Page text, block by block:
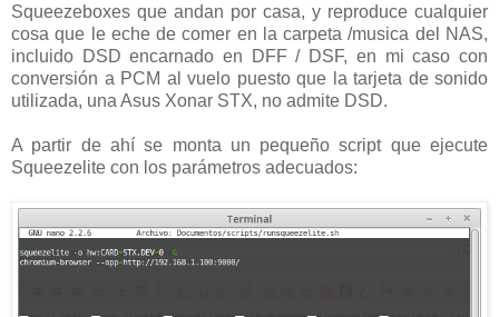
Squeezeboxes que andan por casa, y reproduce cualquier
cosa que le eche de comer en la carpeta /musica del NAS,
incluido DSD encarnado en DFF / DSF, en mi caso con
conversión a PCM al vuelo puesto que la tarjeta de sonido
utilizada, una Asus Xonar STX, no admite DSD.
A partir de ahí se monta un pequeño script que ejecute
Squeezelite con los parámetros adecuados: